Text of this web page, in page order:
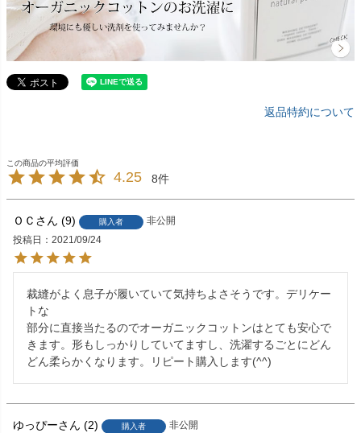
返品特約について
4.25 8
ＯＣ 9 購入者
非公開
投稿日
2021/09/24
裁縫がよく息子が履いていて気持ちよさそうです。デリケー
トな
部分に直接当たるのでオーガニックコットンはとても安心で
きます。形もしっかりしていてますし、洗濯するごとにどん
どん柔らかくなります。リピート購入します(^^)
ゆっぴー 2 購入者
非公開